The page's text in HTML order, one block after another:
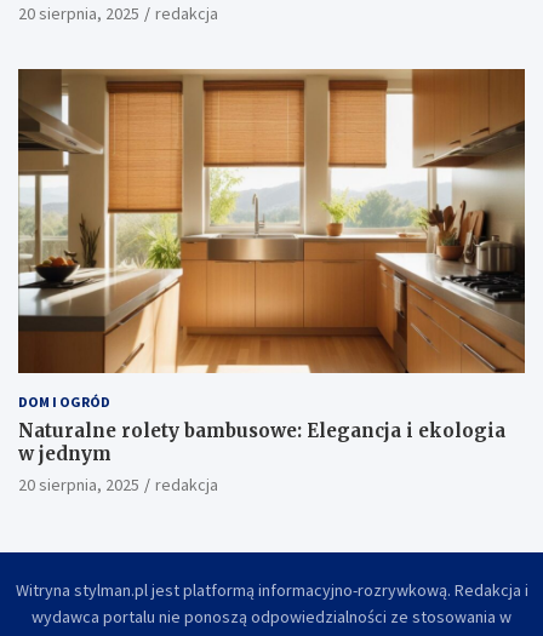
20 sierpnia, 2025 redakcja
DOM I OGRÓD
Naturalne rolety bambusowe: Elegancja i ekologia
w jednym
20 sierpnia, 2025 redakcja
Witryna stylman.pl jest platformą informacyjno-rozrywkową. Redakcja i
wydawca portalu nie ponoszą odpowiedzialności ze stosowania w